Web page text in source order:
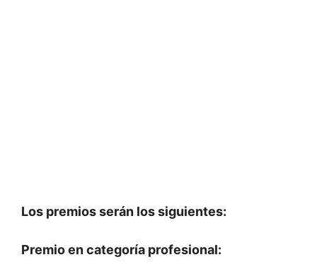
Los premios serán los siguientes:
Premio en categoría profesional: